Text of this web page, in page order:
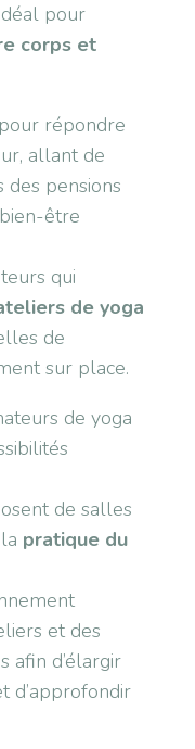
pour
corps et
répondre
allant de
pensions
être
qui
de yoga
de
sur place.
de yoga
de salles
pratique du
et des
afin d’élargir
d’approfondir